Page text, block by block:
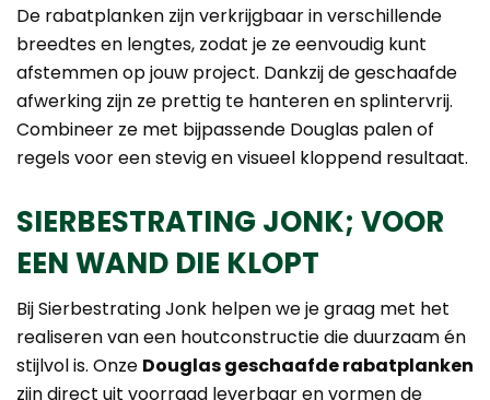
De rabatplanken zijn verkrijgbaar in verschillende
breedtes en lengtes, zodat je ze eenvoudig kunt
afstemmen op jouw project. Dankzij de geschaafde
afwerking zijn ze prettig te hanteren en splintervrij.
Combineer ze met bijpassende Douglas palen of
regels voor een stevig en visueel kloppend resultaat.
SIERBESTRATING JONK; VOOR
EEN WAND DIE KLOPT
Bij Sierbestrating Jonk helpen we je graag met het
realiseren van een houtconstructie die duurzaam én
stijlvol is. Onze Douglas geschaafde rabatplanken
zijn direct uit voorraad leverbaar en vormen de